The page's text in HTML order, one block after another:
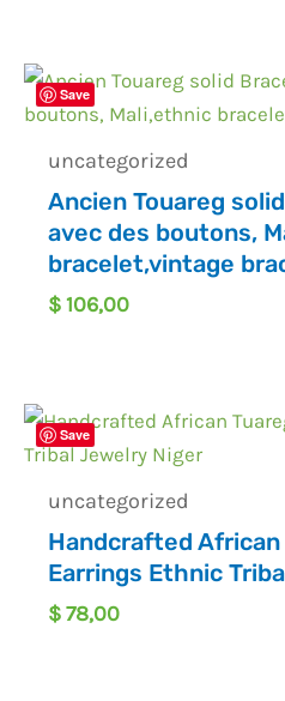
Save
uncategorized
Ancien Touareg
avec des boutons,
bracelet,vintage
$106,00
Save
uncategorized
Handcrafted
Earrings Ethnic
$78,00